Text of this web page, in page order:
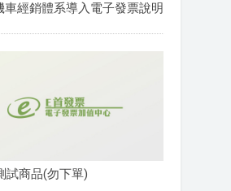
車經銷體系導入電子發票說明
試商品(勿下單)